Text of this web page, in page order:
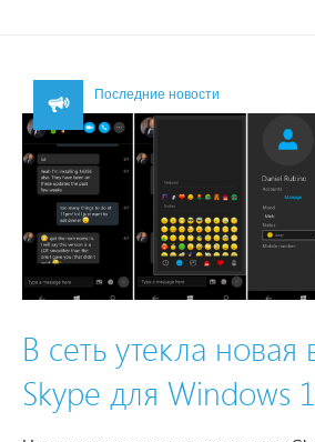
Последние новости
В сеть утекла новая
Skype для Windows